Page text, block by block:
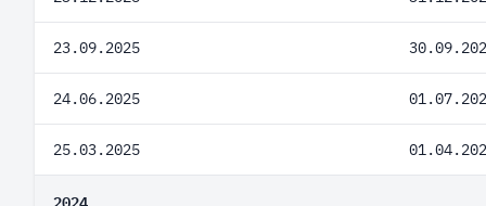
23.09.2025
24.06.2025
25.03.2025
2024